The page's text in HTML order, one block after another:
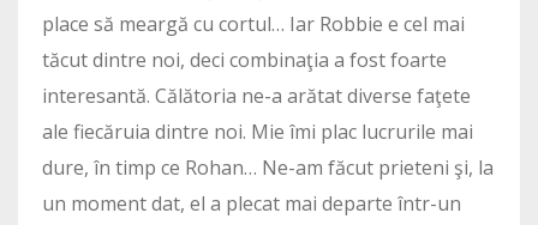
place să meargă cu cortul… Iar Robbie e cel mai
tăcut dintre noi, deci combinaţia a fost foarte
interesantă. Călătoria ne-a arătat diverse faţete
ale fiecăruia dintre noi. Mie îmi plac lucrurile mai
dure, în timp ce Rohan… Ne-am făcut prieteni şi, la
un moment dat, el a plecat mai departe într-un